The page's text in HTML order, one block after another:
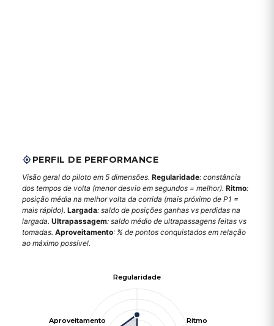
PERFIL DE PERFORMANCE
Visão geral do piloto em 5 dimensões. Regularidade: constância
dos tempos de volta (menor desvio em segundos = melhor). Ritmo:
posição média na melhor volta da corrida (mais próximo de P1 =
mais rápido). Largada: saldo de posições ganhas vs perdidas na
largada. Ultrapassagem: saldo médio de ultrapassagens feitas vs
tomadas. Aproveitamento: % de pontos conquistados em relação
ao máximo possível.
Regularidade
Ritmo
Aproveitamento